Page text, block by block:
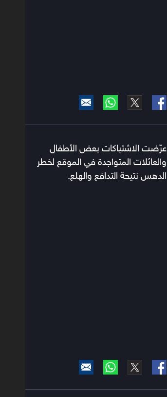
عرّضت الاشتباكات بعض الأطفال
والعائلات المتواجدة في الموقع لخطر
الدهس نتيحة التدافع والهلع.